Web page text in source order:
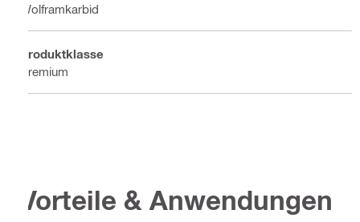
Wolframkarbid
Produktklasse
Premium
Vorteile & Anwendungen